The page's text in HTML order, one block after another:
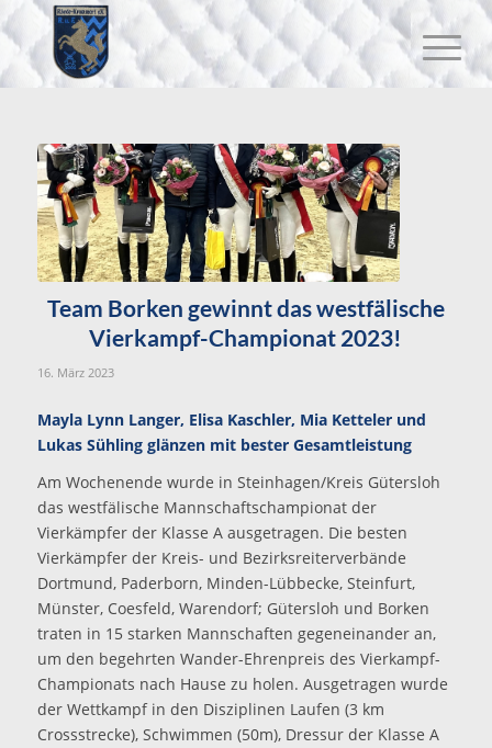
Team Borken gewinnt das westfälische
Vierkampf-Championat 2023!
16. März 2023
Mayla Lynn Langer, Elisa Kaschler, Mia Ketteler und
Lukas Sühling glänzen mit bester Gesamtleistung
Am Wochenende wurde in Steinhagen/Kreis Gütersloh
das westfälische Mannschaftschampionat der
Vierkämpfer der Klasse A ausgetragen. Die besten
Vierkämpfer der Kreis- und Bezirksreiterverbände
Dortmund, Paderborn, Minden-Lübbecke, Steinfurt,
Münster, Coesfeld, Warendorf; Gütersloh und Borken
traten in 15 starken Mannschaften gegeneinander an,
um den begehrten Wander-Ehrenpreis des Vierkampf-
Championats nach Hause zu holen. Ausgetragen wurde
der Wettkampf in den Disziplinen Laufen (3 km
Crossstrecke), Schwimmen (50m), Dressur der Klasse A